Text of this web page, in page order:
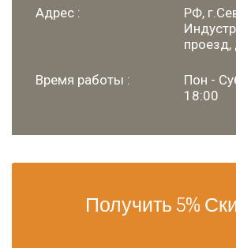
Адрес :
РФ,
Время работы :
Пон -
18:00
Получить 5%